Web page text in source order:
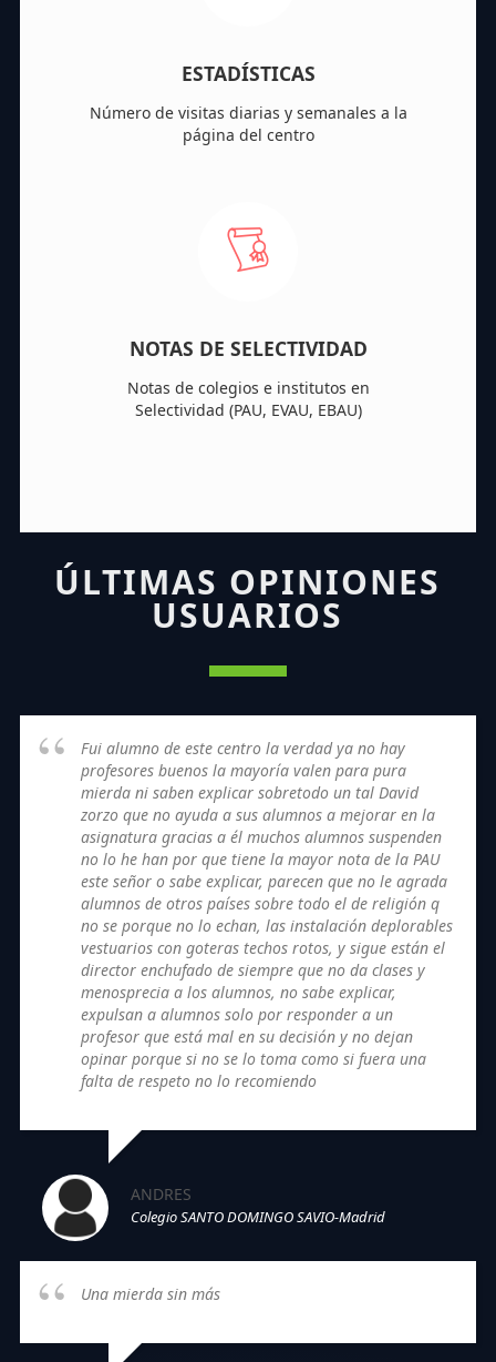
ESTADÍSTICAS
Número de visitas diarias y semanales a la
página del centro
NOTAS DE SELECTIVIDAD
Notas de colegios e institutos en
Selectividad (PAU, EVAU, EBAU)
ÚLTIMAS OPINIONES
USUARIOS
Fui alumno de este centro la verdad ya no hay
profesores buenos la mayoría valen para pura
mierda ni saben explicar sobretodo un tal David
zorzo que no ayuda a sus alumnos a mejorar en la
asignatura gracias a él muchos alumnos suspenden
no lo he han por que tiene la mayor nota de la PAU
este señor o sabe explicar, parecen que no le agrada
alumnos de otros países sobre todo el de religión q
no se porque no lo echan, las instalación deplorables
vestuarios con goteras techos rotos, y sigue están el
director enchufado de siempre que no da clases y
menosprecia a los alumnos, no sabe explicar,
expulsan a alumnos solo por responder a un
profesor que está mal en su decisión y no dejan
opinar porque si no se lo toma como si fuera una
falta de respeto no lo recomiendo
ANDRES
Colegio SANTO DOMINGO SAVIO-Madrid
Una mierda sin más